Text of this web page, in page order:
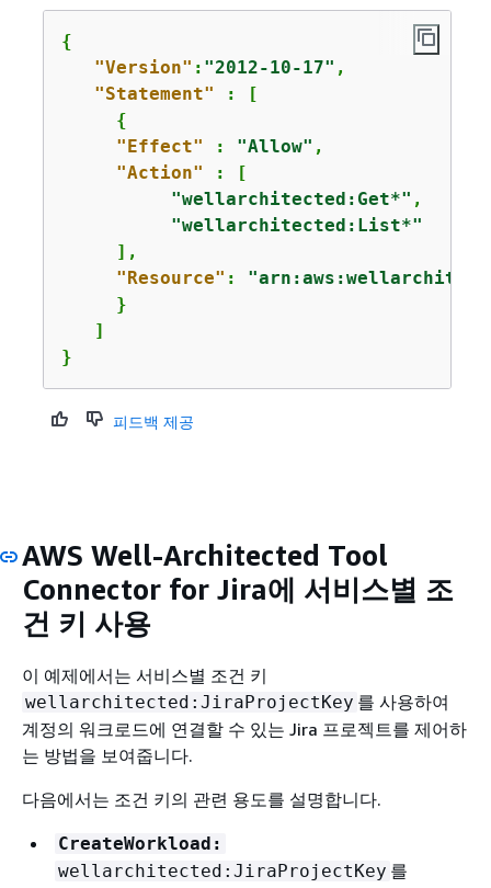
{
"Version" : "2012-10-17" ,
"Statement" : [
{
"Effect" : "Allow" ,
"Action" : [
"wellarchitected:Get*" ,
"wellarchitected:List*"
     ],
"Resource" :
     }
   ]
}
피드백 제공
AWS Well-Architected Tool
Connector for Jira에 서비스별 조
건 키 사용
이 예제에서는 서비스별 조건 키
wellarchitected:JiraProjectKey 를 사용하여
계정의 워크로드에 연결할 수 있는 Jira 프로젝트를 제어하
는 방법을 보여줍니다.
다음에서는 조건 키의 관련 용도를 설명합니다.
CreateWorkload:
wellarchitected:JiraProjectKey 를